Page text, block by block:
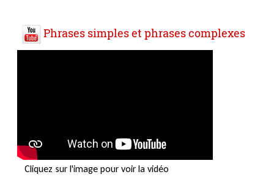
Phrases simples et phrases complexes
Cliquez sur l'image pour voir la vidéo